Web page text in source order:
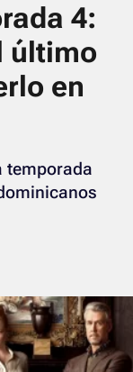
4:
último
en
temporada